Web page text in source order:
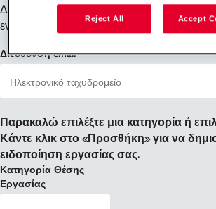
Δεν βλέπετε αυτό που ψάχνετε; Εγγραφείτε
ενημερώσουμε όταν υπάρξουν διαθέσιμες
Διεύθυνση email
Παρακαλώ επιλέξτε μια κατηγορία ή
Κάντε κλικ στο «Προσθήκη» για να
ειδοποίηση εργασίας σας.
Κατηγορία Θέσης
Εργασίας
Reject All Accept